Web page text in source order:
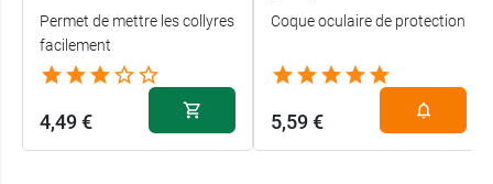
Permet de mettre les collyres
facilement
4,49 €
Coque oculaire de protection
5,59 €